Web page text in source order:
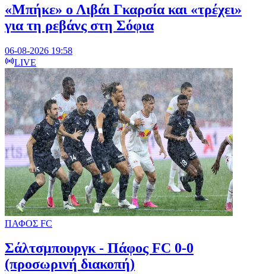
«Μπήκε» ο Λιβάι Γκαρσία και «τρέχει»
για τη ρεβάνς στη Σόφια
06-08-2026 19:58
LIVE
ΠΑΦΟΣ FC
Σάλτσμπουργκ - Πάφος FC 0-0
(προσωρινή διακοπή)